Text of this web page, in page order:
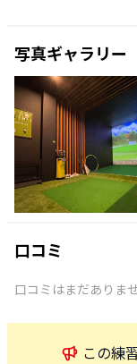
写真ギャラリー
口コミ
口コミはまだありま
この練